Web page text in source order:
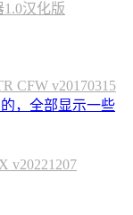
汉化版
CFW v20170315
，全部显示一些
v20221207